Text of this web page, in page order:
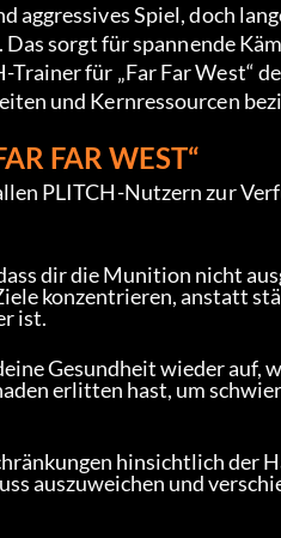
aggressives Spiel, doch
sorgt für spannende
für „Far Far West“
und Kernressourcen
FAR WEST“
PLITCH-Nutzern zur
dir die Munition nicht
konzentrieren, anstatt
ist.
Gesundheit wieder auf,
erlitten hast, um
hinsichtlich der
auszuweichen und